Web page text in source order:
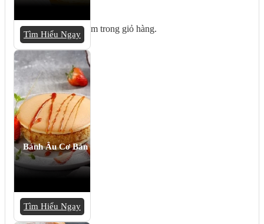
Chưa có sản phẩm trong giỏ hàng.
Tìm Hiểu Ngay
Bánh Âu Cơ Bản
Tìm Hiểu Ngay